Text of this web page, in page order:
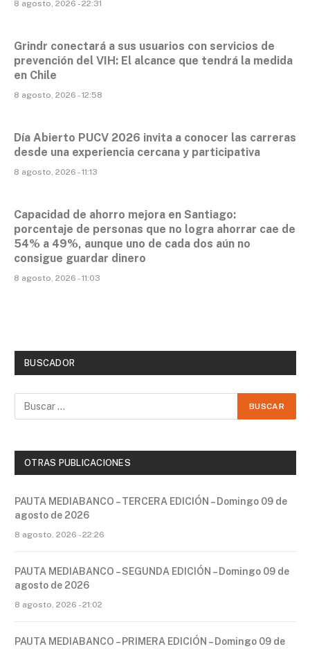
8 agosto, 2026 - 22:31
Grindr conectará a sus usuarios con servicios de
prevención del VIH: El alcance que tendrá la medida
en Chile
8 agosto, 2026 - 12:58
Día Abierto PUCV 2026 invita a conocer las carreras
desde una experiencia cercana y participativa
8 agosto, 2026 - 11:13
Capacidad de ahorro mejora en Santiago:
porcentaje de personas que no logra ahorrar cae de
54% a 49%, aunque uno de cada dos aún no
consigue guardar dinero
8 agosto, 2026 - 11:03
BUSCADOR
OTRAS PUBLICACIONES
PAUTA MEDIABANCO – TERCERA EDICIÓN – Domingo 09 de
agosto de 2026
8 agosto, 2026 - 22:26
PAUTA MEDIABANCO – SEGUNDA EDICIÓN – Domingo 09 de
agosto de 2026
8 agosto, 2026 - 21:02
PAUTA MEDIABANCO – PRIMERA EDICIÓN – Domingo 09 de